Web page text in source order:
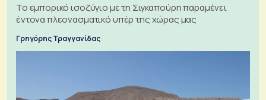
Το εμπορικό ισοζύγιο με τη Σιγκαπούρη παραμένει
έντονα πλεονασματικό υπέρ της χώρας μας
Γρηγόρης Τραγγανίδας